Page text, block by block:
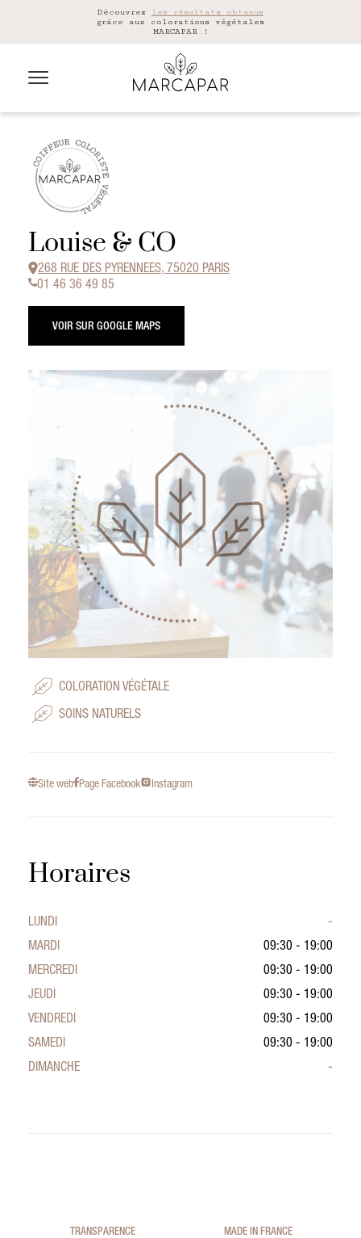
Découvrez les résultats obtenus
grâce aux colorations végétales
MARCAPAR !
Louise & CO
268 RUE DES PYRENNEES, 75020 PARIS
01 46 36 49 85
VOIR SUR GOOGLE MAPS
COLORATION VÉGÉTALE
SOINS NATURELS
Site web Page Facebook Instagram
Horaires
LUNDI
-
MARDI
09:30 - 19:00
MERCREDI
09:30 - 19:00
JEUDI
09:30 - 19:00
VENDREDI
09:30 - 19:00
SAMEDI
09:30 - 19:00
DIMANCHE
-
TRANSPARENCE MADE IN FRANCE